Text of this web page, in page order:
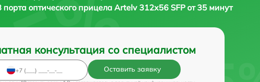
оптического прицелаArtelv 312x56 SFP от 35 минут
консультация со специалистом
Оставить заявку